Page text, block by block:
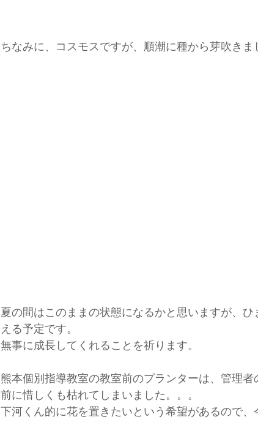
ちなみに、コスモスですが、順潮に種から芽吹きま
夏の間はこのままの状態になるかと思いますが、
える予定です。
無事に成長してくれることを祈ります。
熊本個別指導教室の教室前のプランターは、管理
前に惜しくも枯れてしまいました。。。
下河くん的に花を置きたいという希望があるので、